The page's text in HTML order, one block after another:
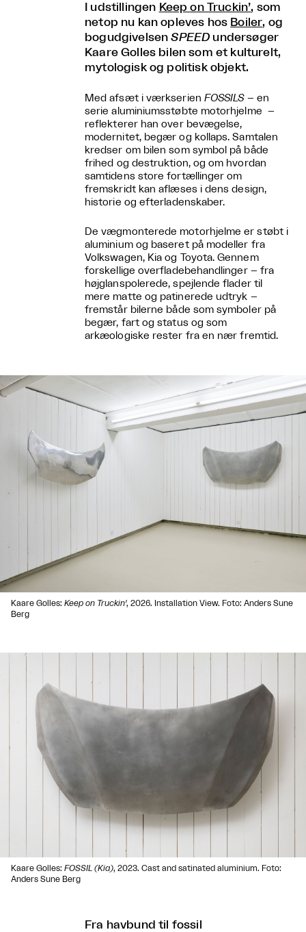
I udstillingen Keep on Truckin’, som
netop nu kan opleves hos Boiler, og
bogudgivelsenSPEED undersøger
Kaare Golles bilen som et kulturelt,
mytologisk og politisk objekt.
Med afsæt i værkserien FOSSILS– en
serie aluminiumsstøbte motorhjelme –
reflekterer han over bevægelse,
modernitet, begær og kollaps. Samtalen
kredser om bilen som symbol på både
frihed og destruktion, og om hvordan
samtidens store fortællinger om
fremskridt kan aflæses i dens design,
historie og efterladenskaber.
De vægmonterede motorhjelme er støbt i
aluminium og baseret på modeller fra
Volkswagen, Kia og Toyota. Gennem
forskellige overfladebehandlinger – fra
højglanspolerede, spejlende flader til
mere matte og patinerede udtryk –
fremstår bilerne både som symboler på
begær, fart og status og som
arkæologiske rester fra en nær fremtid.
Kaare Golles: Keep on Truckin', 2026. Installation View. Foto: Anders Sune
Berg
Kaare Golles: FOSSIL (Kia), 2023. Cast and satinated aluminium. Foto:
Anders Sune Berg
Fra havbund til fossil